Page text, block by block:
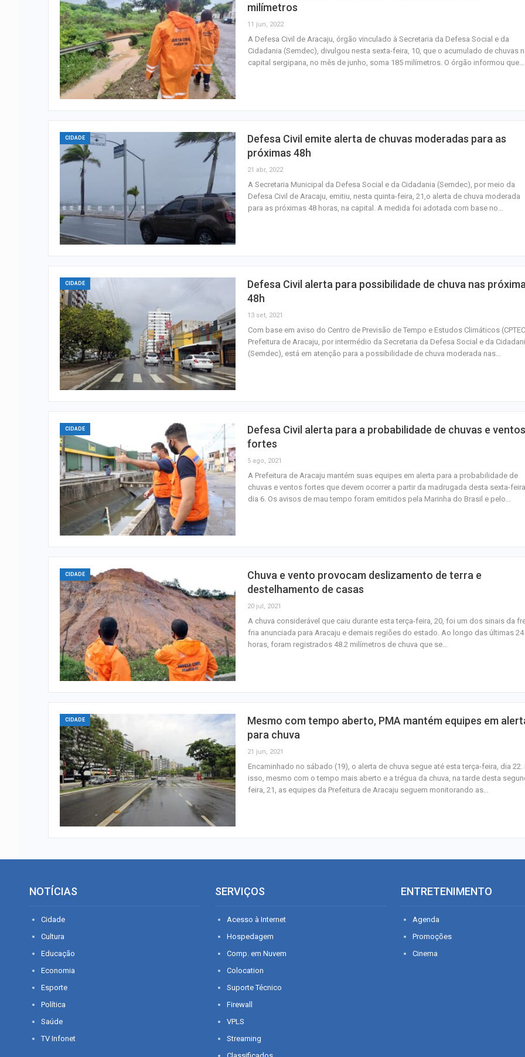
milímetros
11 jun, 2022
A Defesa Civil de Aracaju, órgão vinculado à Secretaria da Defesa Social e da
Cidadania (Semdec), divulgou nesta sexta-feira, 10, que o acumulado de chuvas
capital sergipana, no mês de junho, soma 185 milímetros. O órgão informou que…
CIDADE
Defesa Civil emite alerta de chuvas moderadas para as
próximas 48h
21 abr, 2022
A Secretaria Municipal da Defesa Social e da Cidadania (Semdec), por meio da
Defesa Civil de Aracaju, emitiu, nesta quinta-feira, 21,o alerta de chuva moderada
para as próximas 48 horas, na capital. A medida foi adotada com base no…
CIDADE
Defesa Civil alerta para possibilidade de chuva nas
48h
13 set, 2021
Com base em aviso do Centro de Previsão de Tempo e Estudos Climáticos
Prefeitura de Aracaju, por intermédio da Secretaria da Defesa Social e da
(Semdec), está em atenção para a possibilidade de chuva moderada nas…
CIDADE
Defesa Civil alerta para a probabilidade de chuvas e ventos
fortes
5 ago, 2021
A Prefeitura de Aracaju mantém suas equipes em alerta para a probabilidade de
chuvas e ventos fortes que devem ocorrer a partir da madrugada desta sexta-
dia 6. Os avisos de mau tempo foram emitidos pela Marinha do Brasil e pelo…
CIDADE
Chuva e vento provocam deslizamento de terra e
destelhamento de casas
20 jul, 2021
A chuva considerável que caiu durante esta terça-feira, 20, foi um dos sinais da
fria anunciada para Aracaju e demais regiões do estado. Ao longo das últimas 24
horas, foram registrados 48.2 milímetros de chuva que se…
CIDADE
Mesmo com tempo aberto, PMA mantém equipes em
para chuva
21 jun, 2021
Encaminhado no sábado (19), o alerta de chuva segue até esta terça-feira, dia 22.
isso, mesmo com o tempo mais aberto e a trégua da chuva, na tarde desta
feira, 21, as equipes da Prefeitura de Aracaju seguem monitorando as…
NOTÍCIAS
Cidade
Cultura
Educação
Economia
Esporte
Política
Saúde
TV Infonet
SERVIÇOS
Acesso à Internet
Hospedagem
Comp. em Nuvem
Colocation
Suporte Técnico
Firewall
VPLS
Streaming
ENTRETENIMENTO
Agenda
Promoções
Cinema